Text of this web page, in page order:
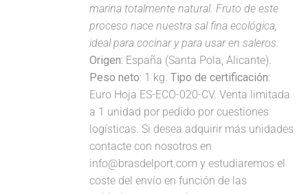
marina totalmente natural. Fruto de este
proceso nace nuestra sal fina ecológica,
ideal para cocinar y para usar en saleros.
Origen: España (Santa Pola, Alicante).
Peso neto: 1 kg.Tipo de certificación:
Euro Hoja ES-ECO-020-CV. Venta limitada
a 1 unidad por pedido por cuestiones
logísticas. Si desea adquirir más unidades
contacte con nosotros en
info@brasdelport.com y estudiaremos el
coste del envío en función de las